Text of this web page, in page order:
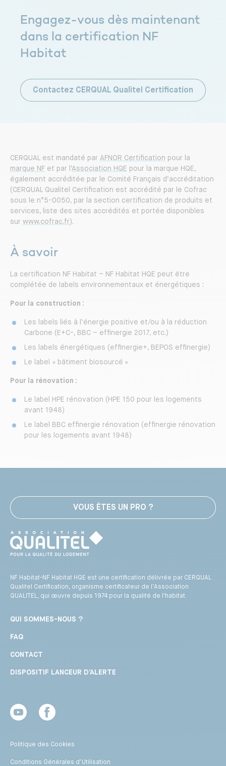
Engagez-vous dès maintenant
dans la certification NF
Habitat
Contactez CERQUAL Qualitel Certification
CERQUAL est mandaté par AFNOR Certification pour la
marque NF et par l’Association HQE pour la marque HQE,
également accréditée par le Comité Français d’accréditation
(CERQUAL Qualitel Certification est accrédité par le Cofrac
sous le n°5-0050, par la section certification de produits et
services, liste des sites accrédités et portée disponibles
sur www.cofrac.fr ).
À savoir
La certification NF Habitat – NF Habitat HQE peut être
complétée de labels environnementaux et énergétiques :
Pour la construction :
Les labels liés à l’énergie positive et/ou à la réduction
Carbone (E+C-, BBC – effinergie 2017, etc.)
Les labels énergétiques (effinergie+, BEPOS effinergie)
Le label « bâtiment biosourcé »
Pour la rénovation :
Le label HPE rénovation (HPE 150 pour les logements
avant 1948)
Le label BBC effinergie rénovation (effinergie rénovation
pour les logements avant 1948)
VOUS ÊTES UN PRO ?
NF Habitat-NF Habitat HQE est une certification délivrée par CERQUAL
Qualitel Certification, organisme certificateur de l’Association
QUALITEL, qui œuvre depuis 1974 pour la qualité de l'habitat.
QUI SOMMES-NOUS ?
FAQ
CONTACT
DISPOSITIF LANCEUR D’ALERTE
YoutubeFacebook
Politique des Cookies
Conditions Générales d’Utilisation